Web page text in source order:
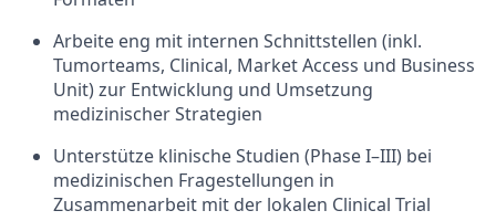
Arbeite eng mit internen Schnittstellen (inkl.
Tumorteams, Clinical, Market Access und Business
Unit) zur Entwicklung und Umsetzung
medizinischer Strategien
Unterstütze klinische Studien (Phase I–III) bei
medizinischen Fragestellungen in
Zusammenarbeit mit der lokalen Clinical Trial